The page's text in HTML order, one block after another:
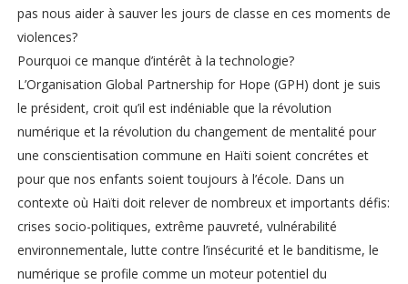
pas nous aider à sauver les jours de classe en ces moments de
violences?
Pourquoi ce manque d’intérêt à la technologie?
L’Organisation Global Partnership for Hope (GPH) dont je suis
le président, croit qu’il est indéniable que la révolution
numérique et la révolution du changement de mentalité pour
une conscientisation commune en Haïti soient concrétes et
pour que nos enfants soient toujours à l’école. Dans un
contexte où Haïti doit relever de nombreux et importants défis:
crises socio-politiques, extrême pauvreté, vulnérabilité
environnementale, lutte contre l’insécurité et le banditisme, le
numérique se profile comme un moteur potentiel du